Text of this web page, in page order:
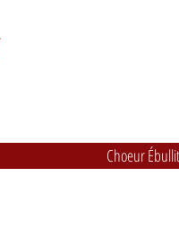
Choeur